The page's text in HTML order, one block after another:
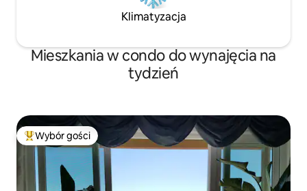
Klimatyzacja
Mieszkania w condo do wynajęcia na
tydzień
Najpopularniejsze z kategorii Wybór gości
Wybór gości